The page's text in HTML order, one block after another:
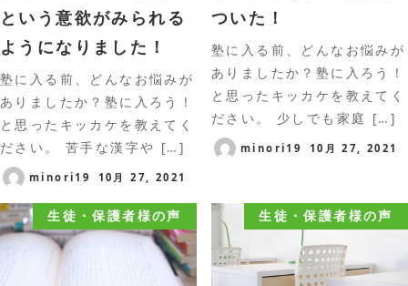
という意欲がみられる
ようになりました！
塾に入る前、どんなお悩みが
ありましたか？塾に入ろう！
と思ったキッカケを教えてく
ださい。 苦手な漢字や […]
minori19 10月 27, 2021
ついた！
塾に入る前、どんなお悩みが
ありましたか？塾に入ろう！
と思ったキッカケを教えてく
ださい。 少しでも家庭 […]
minori19 10月 27, 2021
生徒・保護者様の声 生徒・保護者様の声